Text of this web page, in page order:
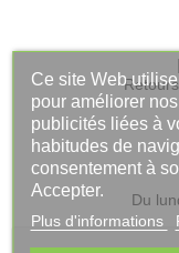
Du
Ce site Web
pour améliorer
publicités liées à
habitudes de
consentement à
Accepter.
Plus d'informations